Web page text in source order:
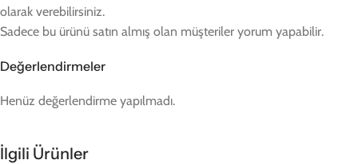
olarak verebilirsiniz.
Değerlendirmeler
Henüz değerlendirme yapılmadı.
Sadece bu ürünü satın almış olan müşteriler yorum yapabilir.
İlgili Ürünler